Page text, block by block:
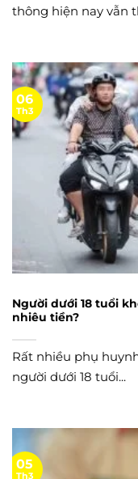
thông hiện nay vẫn
Người dưới 18 tuổi
nhiêu tiền?
Rất nhiều phụ
người dưới 18 tuổi...
06
Th3
05
Th3